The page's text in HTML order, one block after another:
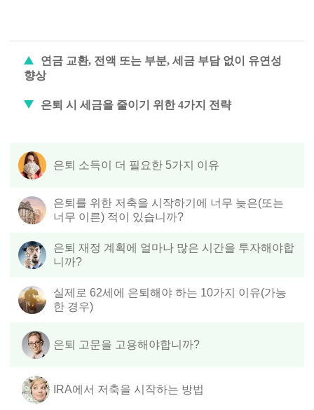
연금 교환, 전액 또는 부분, 세금 부담 없이 유연성
향상
은퇴 시 세금을 줄이기 위한 4가지 전략
은퇴 소득이 더 필요한 5가지 이유
은퇴를 위한 저축을 시작하기에 너무 늦은(또는
너무 이른) 적이 있습니까?
은퇴 재정 계획에 얼마나 많은 시간을 투자해야합
니까?
실제로 62세에 은퇴해야 하는 10가지 이유(가능
한 경우)
은퇴 고문을 고용해야합니까?
IRA에서 저축을 시작하는 방법